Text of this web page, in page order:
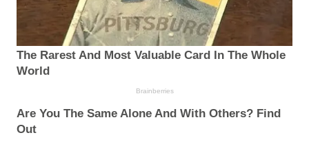
The Rarest And Most Valuable Card In The Whole
World
Brainberries
Are You The Same Alone And With Others? Find
Out